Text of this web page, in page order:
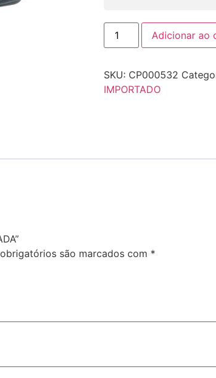
Adicionar ao
SKU: CP000532
IMPORTADO
são marcados com *